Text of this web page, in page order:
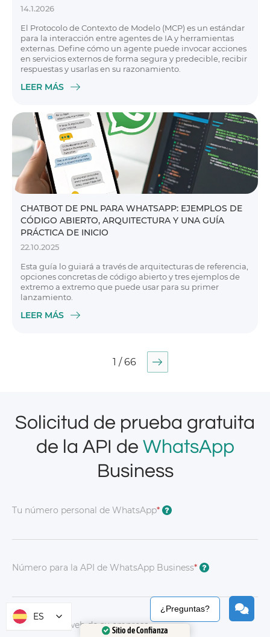
14.1.2026
El Protocolo de Contexto de Modelo (MCP) es un estándar
para la interacción entre agentes de IA y herramientas
externas. Define cómo un agente puede invocar acciones
en servicios externos de forma segura y predecible, recibir
respuestas y usarlas en su razonamiento.
LEER MÁS
CHATBOT DE PNL PARA WHATSAPP: EJEMPLOS DE
CÓDIGO ABIERTO, ARQUITECTURA Y UNA GUÍA
PRÁCTICA DE INICIO
22.10.2025
Esta guía lo guiará a través de arquitecturas de referencia,
opciones concretas de código abierto y tres ejemplos de
extremo a extremo que puede usar para su primer
lanzamiento.
LEER MÁS
1 / 66
Solicitud de prueba gratuita
de la API de WhatsApp
Business
Tu número personal de WhatsApp* ?
Número para la API de WhatsApp Business* ?
URL del sitio web de su empresa
ES
Sitio de Confianza
¿Preguntas?